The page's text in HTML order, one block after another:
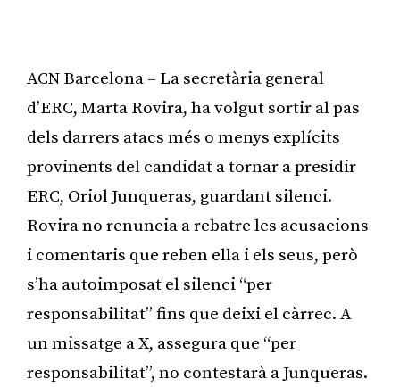
ACN Barcelona – La secretària general
d’ERC, Marta Rovira, ha volgut sortir al pas
dels darrers atacs més o menys explícits
provinents del candidat a tornar a presidir
ERC, Oriol Junqueras, guardant silenci.
Rovira no renuncia a rebatre les acusacions
i comentaris que reben ella i els seus, però
s’ha autoimposat el silenci “per
responsabilitat” fins que deixi el càrrec. A
un missatge a X, assegura que “per
responsabilitat”, no contestarà a Junqueras.